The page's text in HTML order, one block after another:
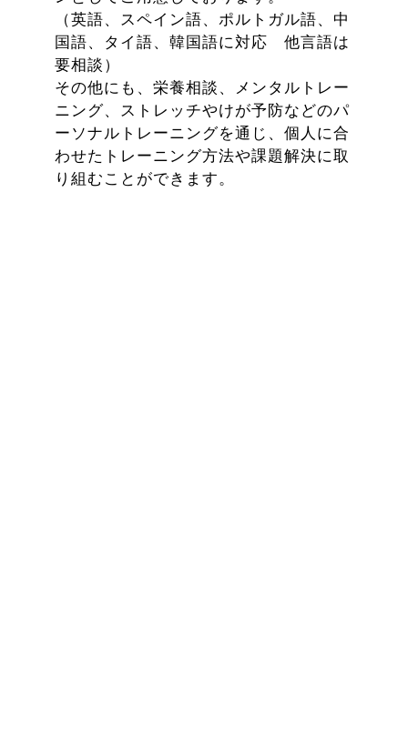
（英語、スペイン語、ポルトガル語、中
国語、タイ語、韓国語に対応 他言語は
要相談）
その他にも、栄養相談、メンタルトレー
ニング、ストレッチやけが予防などのパ
ーソナルトレーニングを通じ、個人に合
わせたトレーニング方法や課題解決に取
り組むことができます。